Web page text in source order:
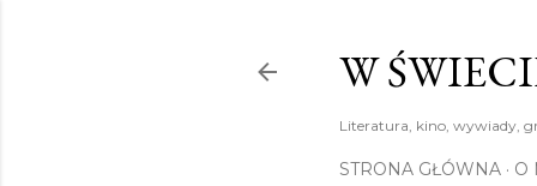
W
Literatura, kino, wywiady,
STRONA GŁÓWNA O